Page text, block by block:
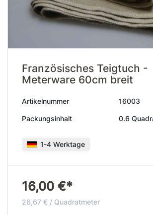
Französisches Teigtuch -
Meterware 60cm breit
Artikelnummer 16003
Packungsinhalt 0.6
1-4 Werktage
16,00 €*
26,67 € / Quadratmeter